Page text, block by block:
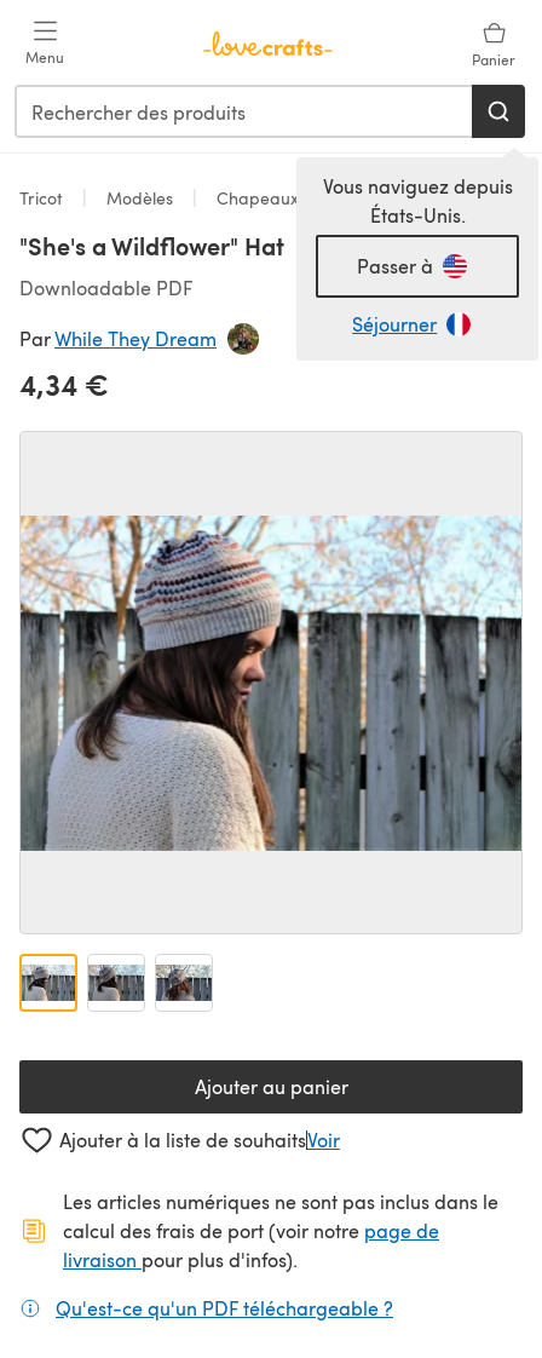
Menu Panier
Vous naviguez depuis
États-Unis.
Passer à
Séjourner
Tricot Modèles Chapeaux
"She's a Wildflower" Hat
Downloadable PDF
ParWhile They Dream
4,34 €
Ajouter au panier
Ajouter à la liste de souhaitsVoir
Les articles numériques ne sont pas inclus dans le
calcul des frais de port (voir notre page de
livraison (s'ouvre dans un nouvel onglet)
pour plus d'infos).
Qu'est-ce qu'un PDF téléchargeable ?